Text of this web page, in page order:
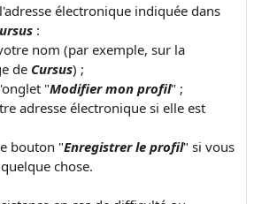
électronique indiquée dans
:
nom (par exemple, sur la
de Cursus) ;
"Modifier mon profil" ;
adresse électronique si elle est
bouton "Enregistrer le profil" si vous
chose.